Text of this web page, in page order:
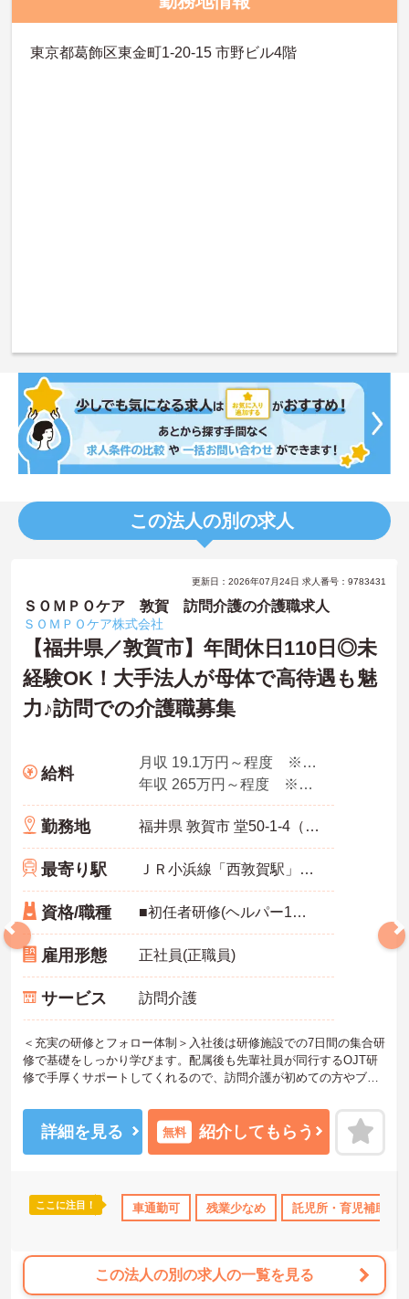
東京都葛飾区東金町1-20-15 市野ビル4階
この法人の別の求人
ンクOK 資格取得サポート 研修制度あり 産休･育休･介護休暇
更新日：2026年07月24日 求人番号：9783431
ＳＯＭＰＯケア 敦賀 訪問介護の介護職求人
ＳＯＭＰＯケア株式会社
【福井県／敦賀市】年間休日110日◎未
経験OK！大手法人が母体で高待遇も魅
力♪訪問での介護職募集
給料
月収 19.1万円～程度 ※諸手当込み
年収 265万円～程度 ※想定年収
勤務地 福井県 敦賀市 堂50-1-4（長沢）日経ビル1F
最寄り駅 ＪＲ小浜線「西敦賀駅」バス・車4分
資格/職種 ■初任者研修(ヘルパー1級・2級)以上の資格をお持ちの方 ■スマートフォン所持必須（業務に使用するため） ■普通運転免許必須（AT可） ※未経験可
雇用形態 正社員(正職員)
サービス 訪問介護
＜充実の研修とフォロー体制＞入社後は研修施設での7日間の集合研
修で基礎をしっかり学びます。配属後も先輩社員が同行するOJT研
修で手厚くサポートしてくれるので、訪問介護が初めての方やブラ
プ研修もあり、日々の業務で生まれた不安や悩みを解消しながら、
着実に成長していける職場です。
＜幅広い世代が在籍♪＞若手から60代のベテランまで、幅広い年齢層
や年間公休110日に加え、有給休暇も取得しやすい体制が整ってお
り、プライベートも大切にしながらメリハリをつけて働けます。
詳細を見る 無料 紹介してもらう
ここに注目！ 車通勤可 残業少なめ 託児所・育児補助
この法人の別の求人の一覧を見る